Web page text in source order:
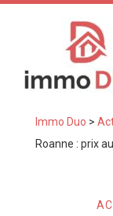
Immo Duo >
Roanne : prix